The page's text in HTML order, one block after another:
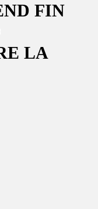
FIN
LA